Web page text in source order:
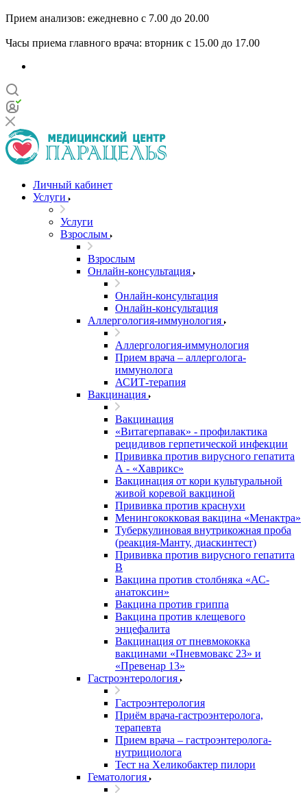
Прием анализов: ежедневно с 7.00 до 20.00
Часы приема главного врача: вторник с 15.00 до 17.00
Личный кабинет
Услуги
Услуги
Взрослым
Взрослым
Онлайн-консультация
Онлайн-консультация
Онлайн-консультация
Аллергология-иммунология
Аллергология-иммунология
Прием врача – аллерголога-
иммунолога
АСИТ-терапия
Вакцинация
Вакцинация
«Витагерпавак» - профилактика
рецидивов герпетической инфекции
Прививка против вирусного гепатита
А - «Хаврикс»
Вакцинация от кори культуральной
живой коревой вакциной
Прививка против краснухи
Менингококковая вакцина «Менактра»
Туберкулиновая внутрикожная проба
(реакция-Манту, диаскинтест)
Прививка против вирусного гепатита
В
Вакцина против столбняка «АС-
анатоксин»
Вакцина против гриппа
Вакцина против клещевого
энцефалита
Вакцинация от пневмококка
вакцинами «Пневмовакс 23» и
«Превенар 13»
Гастроэнтерология
Гастроэнтерология
Приём врача-гастроэнтеролога,
терапевта
Прием врача – гастроэнтеролога-
нутрициолога
Тест на Хеликобактер пилори
Гематология